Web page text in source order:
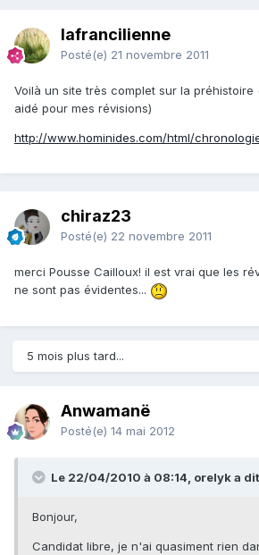
lafrancilienne
Posté(e) 21 novembre 2011
Voilà un site très complet sur la
aidé pour mes révisions)
http://www.hominides.com/html/
chiraz23
Posté(e) 22 novembre 2011
merci Pousse Cailloux! il est vrai que les
ne sont pas évidentes...
5 mois plus tard...
Anwamanë
Posté(e) 14 mai 2012
Le 22/04/2010 à 08:14, orelyk a
Bonjour,
Candidat libre, je n'ai quasiment rien